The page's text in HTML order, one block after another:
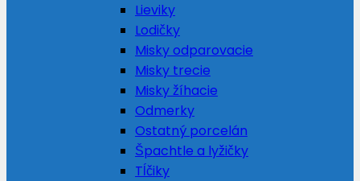
Lieviky
Lodičky
Misky odparovacie
Misky trecie
Misky žíhacie
Odmerky
Ostatný porcelán
Špachtle a lyžičky
Tĺčiky